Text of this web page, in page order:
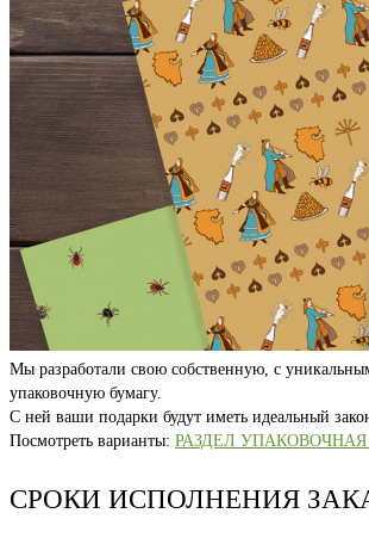
Мы разработали свою собственную, с
упаковочную бумагу.
С ней ваши подарки будут иметь идеальный
Посмотреть варианты: РАЗДЕЛ
СРОКИ ИСПОЛНЕНИЯ